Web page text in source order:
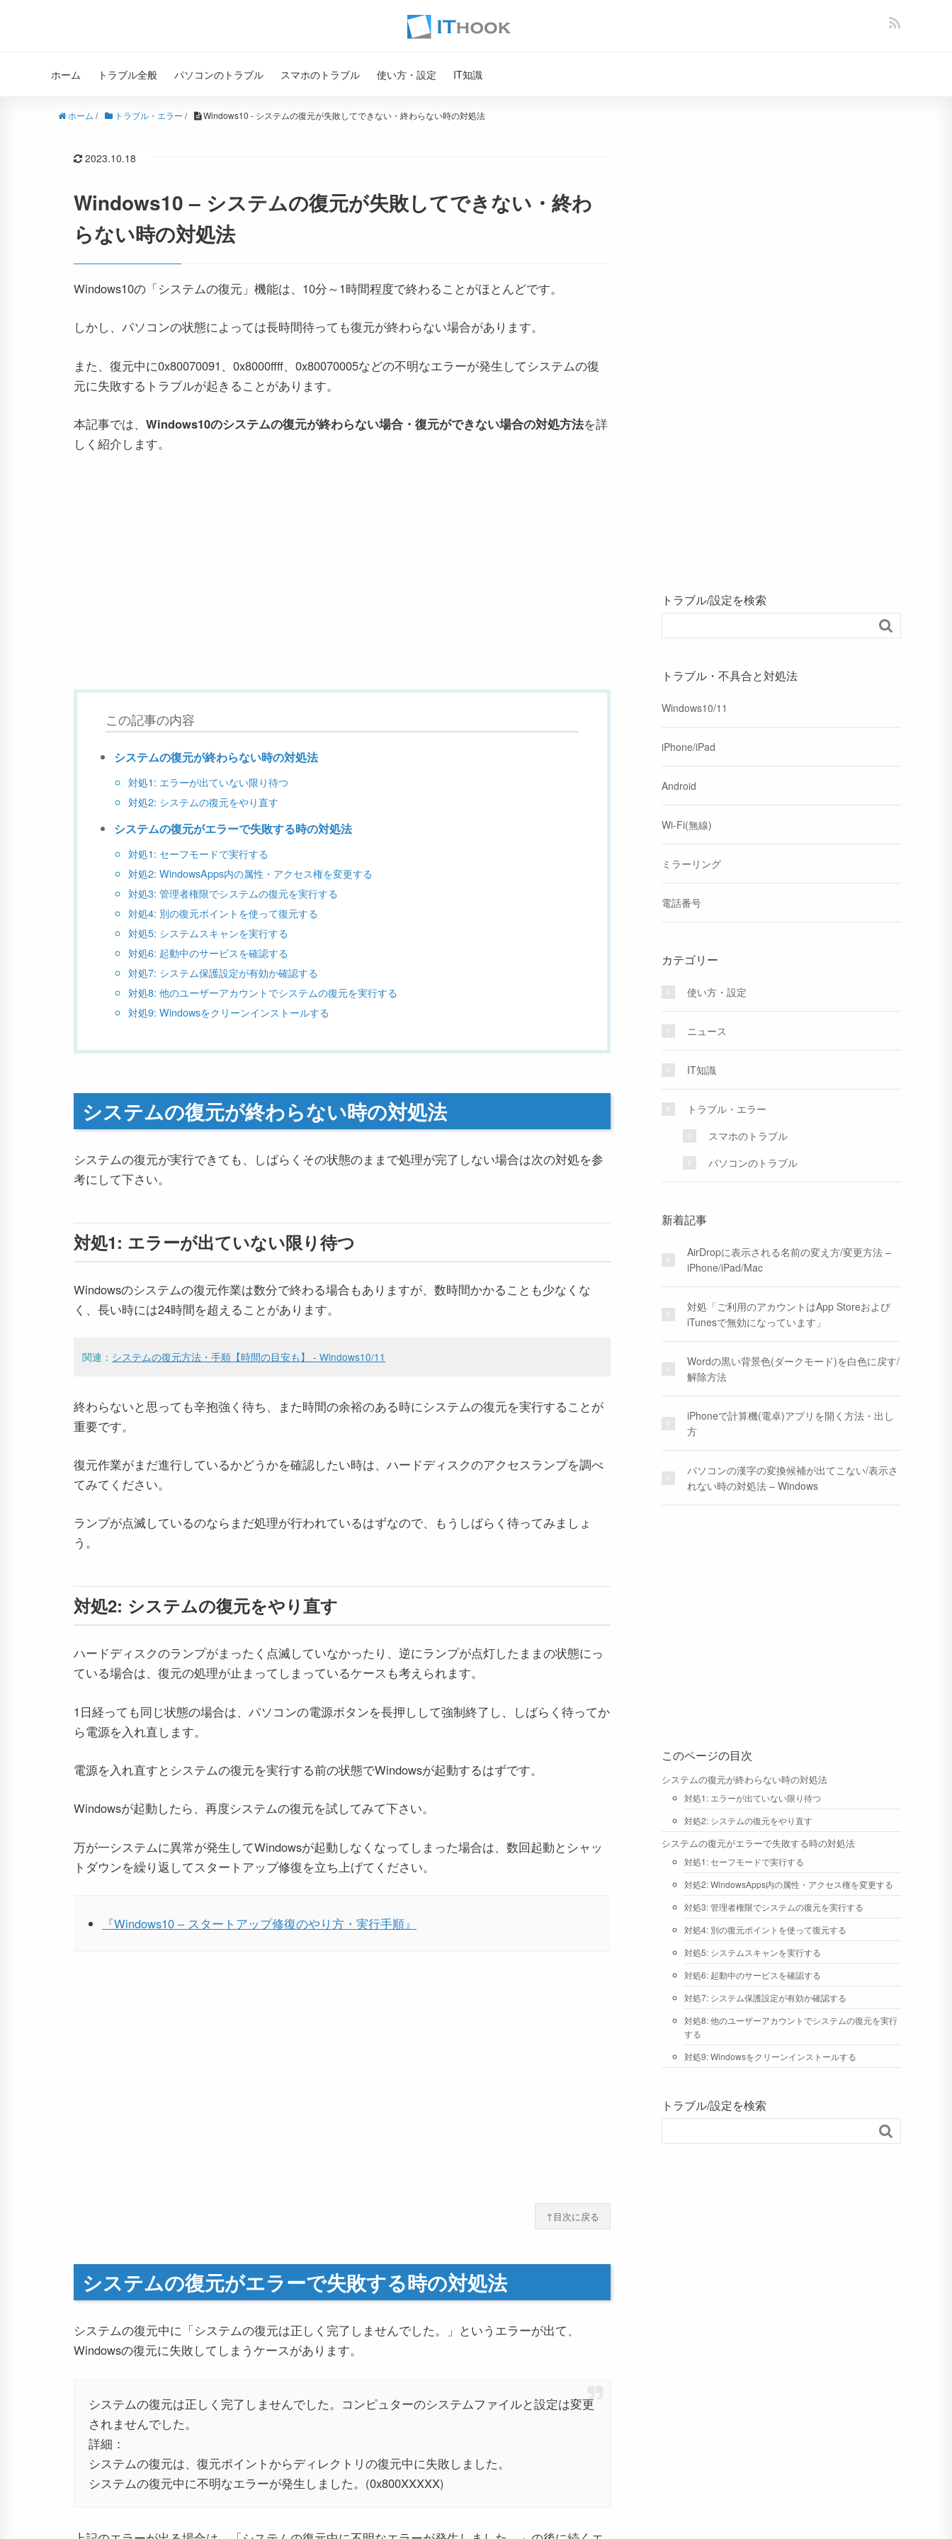
ホーム トラブル全般 パソコンのトラブル スマホのトラブル 使い方・設定 IT知識
ホーム / トラブル・エラー / Windows10 - システムの復元が失敗してできない・終わらない時の対処法
2023.10.18
Windows10 – システムの復元が失敗してできない・終わ
らない時の対処法
Windows10の「システムの復元」機能は、10分～1時間程度で終わることがほとんどです。
しかし、パソコンの状態によっては長時間待っても復元が終わらない場合があります。
また、復元中に0x80070091、0x8000ffff、0x80070005などの不明なエラーが発生してシステムの復
元に失敗するトラブルが起きることがあります。
本記事では、 Windows10のシステムの復元が終わらない場合・復元ができない場合の対処方法を詳
しく紹介します。
この記事の内容
システムの復元が終わらない時の対処法
対処1: エラーが出ていない限り待つ
対処2: システムの復元をやり直す
システムの復元がエラーで失敗する時の対処法
対処1: セーフモードで実行する
対処2: WindowsApps内の属性・アクセス権を変更する
対処3: 管理者権限でシステムの復元を実行する
対処4: 別の復元ポイントを使って復元する
対処5: システムスキャンを実行する
対処6: 起動中のサービスを確認する
対処7: システム保護設定が有効か確認する
対処8: 他のユーザーアカウントでシステムの復元を実行する
対処9: Windowsをクリーンインストールする
システムの復元が終わらない時の対処法
システムの復元が実行できても、しばらくその状態のままで処理が完了しない場合は次の対処を参
考にして下さい。
対処1: エラーが出ていない限り待つ
Windowsのシステムの復元作業は数分で終わる場合もありますが、数時間かかることも少なくな
く、長い時には24時間を超えることがあります。
関連： システムの復元方法・手順【時間の目安も】 - Windows10/11
終わらないと思っても辛抱強く待ち、また時間の余裕のある時にシステムの復元を実行することが
重要です。
復元作業がまだ進行しているかどうかを確認したい時は、ハードディスクのアクセスランプを調べ
てみてください。
ランプが点滅しているのならまだ処理が行われているはずなので、もうしばらく待ってみましょ
う。
対処2: システムの復元をやり直す
ハードディスクのランプがまったく点滅していなかったり、逆にランプが点灯したままの状態にっ
ている場合は、復元の処理が止まってしまっているケースも考えられます。
1日経っても同じ状態の場合は、パソコンの電源ボタンを長押しして強制終了し、しばらく待ってか
ら電源を入れ直します。
電源を入れ直すとシステムの復元を実行する前の状態でWindowsが起動するはずです。
Windowsが起動したら、再度システムの復元を試してみて下さい。
万が一システムに異常が発生してWindowsが起動しなくなってしまった場合は、数回起動とシャッ
トダウンを繰り返してスタートアップ修復を立ち上げてください。
『Windows10 – スタートアップ修復のやり方・実行手順』
↑目次に戻る
システムの復元がエラーで失敗する時の対処法
システムの復元中に「システムの復元は正しく完了しませんでした。」というエラーが出て、
Windowsの復元に失敗してしまうケースがあります。
システムの復元は正しく完了しませんでした。コンピュターのシステムファイルと設定は変更
されませんでした。
詳細：
システムの復元は、復元ポイントからディレクトリの復元中に失敗しました。
システムの復元中に不明なエラーが発生しました。(0x800XXXXX)
トラブル/設定を検索

トラブル・不具合と対処法
Windows10/11
iPhone/iPad
Android
Wi-Fi(無線)
ミラーリング
電話番号
カテゴリー
使い方・設定
ニュース
IT知識
トラブル・エラー
スマホのトラブル
パソコンのトラブル
新着記事
AirDropに表示される名前の変え方/変更方法 –
iPhone/iPad/Mac
対処「ご利用のアカウントはApp Storeおよび
iTunesで無効になっています」
Wordの黒い背景色(ダークモード)を白色に戻す/
解除方法
iPhoneで計算機(電卓)アプリを開く方法・出し
方
パソコンの漢字の変換候補が出てこない/表示さ
れない時の対処法 – Windows
このページの目次
システムの復元が終わらない時の対処法
対処1: エラーが出ていない限り待つ
対処2: システムの復元をやり直す
システムの復元がエラーで失敗する時の対処法
対処1: セーフモードで実行する
対処2: WindowsApps内の属性・アクセス権を変更する
対処3: 管理者権限でシステムの復元を実行する
対処4: 別の復元ポイントを使って復元する
対処5: システムスキャンを実行する
対処6: 起動中のサービスを確認する
対処7: システム保護設定が有効か確認する
対処8: 他のユーザーアカウントでシステムの復元を実行
する
対処9: Windowsをクリーンインストールする
トラブル/設定を検索
